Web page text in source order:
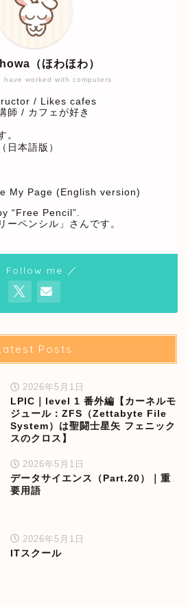
have worked with computers
（ほわほわ）
/ Likes cafes
師 / カフェが好き
。
日本語版）
My Page (English version)
“Free Pencil”.
ーペンシル」さんです。
Follow me ／
Posts
2026年5月1日
LPIC｜level 1 番外編【カーネルモ
ジュール：ZFS（Zettabyte File
System）は聖闘士星矢 フェニック
スのクロス】
2026年5月1日
データサイエンス（Part.20）｜重
要用語
2026年5月1日
ITスクール